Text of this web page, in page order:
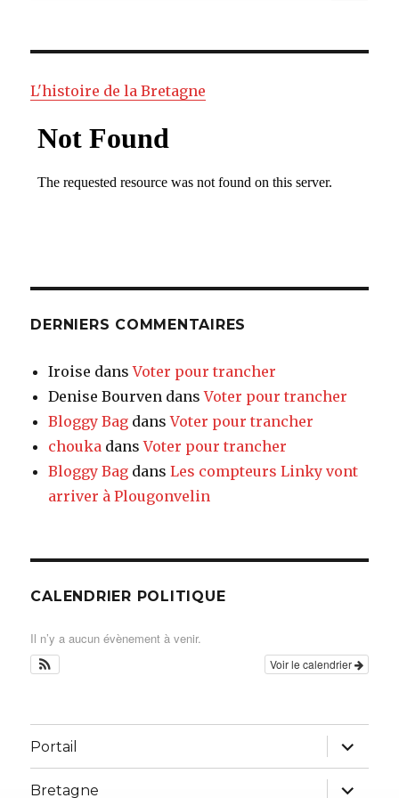
L'histoire de la Bretagne
DERNIERS COMMENTAIRES
Iroise dansVoter pour trancher
Denise Bourven dansVoter pour trancher
Bloggy Bag dansVoter pour trancher
chouka dansVoter pour trancher
Bloggy Bag dansLes compteurs Linky vont
arriver à Plougonvelin
CALENDRIER POLITIQUE
Il n’y a aucun évènement à venir.
Voir le calendrier
Portail
ouvrir
le
sous-
menu
Bretagne
ouvrir